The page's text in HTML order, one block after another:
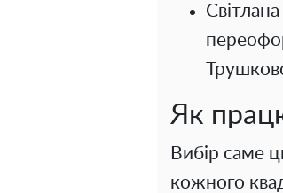
Як
Вибір саме
кожного